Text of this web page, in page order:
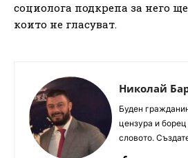
социолога подкрепа за него
които не гласуват.
Николай
Буден
цензура и
словото.